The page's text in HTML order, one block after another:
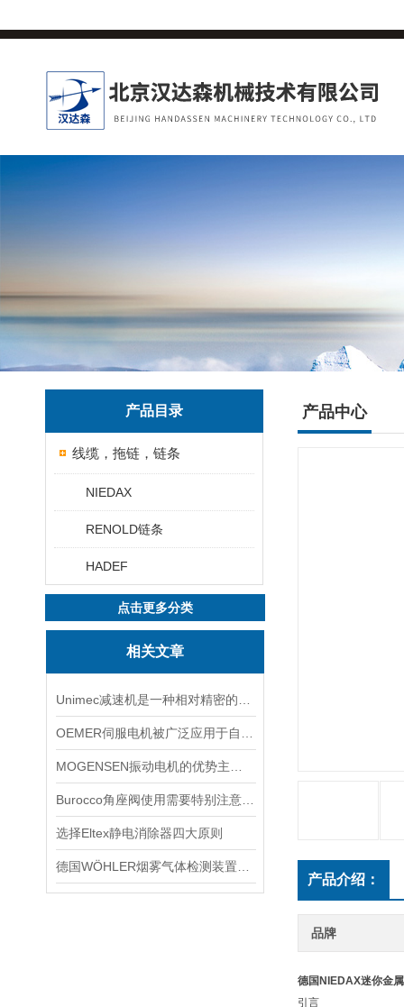
产品目录
线缆，拖链，链条
NIEDAX
RENOLD链条
HADEF
点击更多分类
相关文章
选择Eltex静电消除器四大原则
产品中心
产品介绍：
品牌
德国NIEDAX迷你金
引言